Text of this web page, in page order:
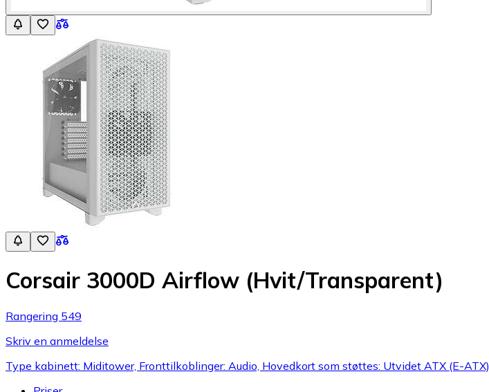
Corsair 3000D Airflow (Hvit/Transparent)
Rangering 549
Skriv en anmeldelse
Type kabinett: Miditower, Fronttilkoblinger: Audio, Hovedkort som støttes: Utvidet ATX (E-ATX)